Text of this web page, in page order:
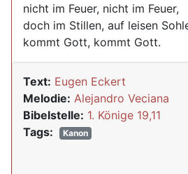
nicht im Feuer, nicht im Feuer,
doch im Stillen, auf leisen
kommt Gott, kommt Gott.
Text: Eugen Eckert
Melodie: Alejandro Veciana
Bibelstelle: 1. Könige 19,11
Tags:
Kanon